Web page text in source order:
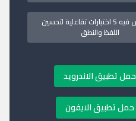
كل درس فيه 5 اختبارات تفاعلية لتحسين
اللفظ والنطق
حمل تطبيق الاندرويد
حمل تطبيق الايفون